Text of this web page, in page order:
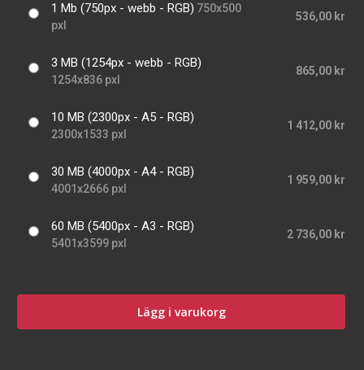
1 Mb (750px - webb - RGB) 750x500
pxl
536,00 kr
3 MB (1254px - webb - RGB)
1254x836 pxl
865,00 kr
10 MB (2300px - A5 - RGB)
2300x1533 pxl
1 412,00 kr
30 MB (4000px - A4 - RGB)
4001x2666 pxl
1 959,00 kr
60 MB (5400px - A3 - RGB)
5401x3599 pxl
2 736,00 kr
Lägg i varukorg